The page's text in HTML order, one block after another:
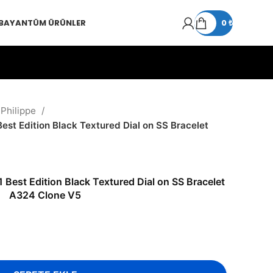
TÜM ÜRÜNLER 0₺
Edition Black Textured Dial on SS Bracelet
Best Edition Black Textured Dial on SS Bracelet
A324 Clone V5